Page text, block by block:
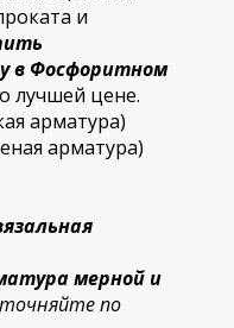
и
у в Фосфоритном
лучшей цене.
арматура)
арматура)
мерной и
по